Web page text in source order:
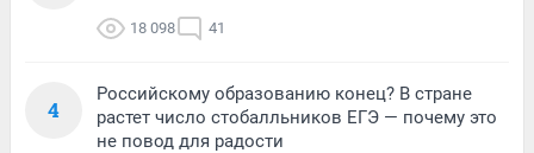
18 098 41
4
Российскому образованию конец? В стране
растет число стобалльников ЕГЭ — почему это
не повод для радости